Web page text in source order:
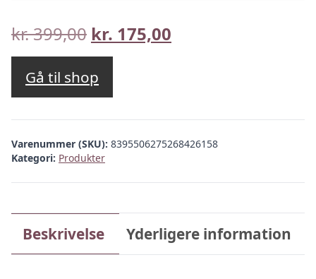
kr.399,00 Den
oprindelige
pris
var:
kr. 399,00.
kr. 175,00
kr. 175,00.
Gå til shop
Varenummer (SKU): 8395506275268426158
Kategori: Produkter
Beskrivelse Yderligere information